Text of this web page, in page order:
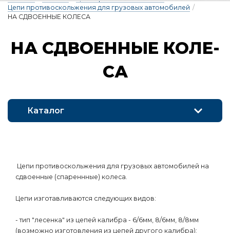
Цепи противоскольжения для грузовых автомобилей /
НА СДВОЕННЫЕ КОЛЕСА
НА СДВО­ЕН­НЫЕ КО­ЛЕ­
СА
Каталог
Цепи противоскольжения для грузовых автомобилей на
сдвоенные (спареннные) колеса.
Цепи изготавливаются следующих видов:
- тип "лесенка" из цепей калибра - 6/6мм, 8/6мм, 8/8мм
(возможно изготовления из цепей другого калибра);